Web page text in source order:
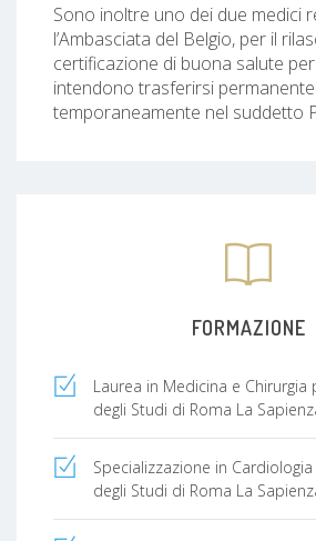
Sono inoltre uno dei due medici
l’Ambasciata del Belgio, per il
certificazione di buona salute
intendono trasferirsi
temporaneamente nel suddetto
FORMAZIONE
Laurea in Medicina e Chirurgia
degli Studi di Roma La
Specializzazione in
degli Studi di Roma La